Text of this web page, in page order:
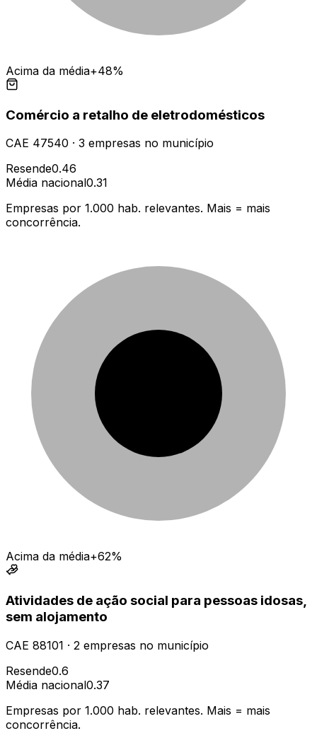
Acima da média+48%
Comércio a retalho de eletrodomésticos
CAE 47540 · 3 empresas no município
Resende0.46
Média nacional0.31
Empresas por 1.000 hab. relevantes. Mais = mais
concorrência.
Acima da média+62%
Atividades de ação social para pessoas idosas,
sem alojamento
CAE 88101 · 2 empresas no município
Resende0.6
Média nacional0.37
Empresas por 1.000 hab. relevantes. Mais = mais
concorrência.